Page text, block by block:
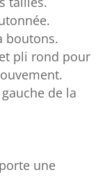
boutons.
pli rond pour
de la
une